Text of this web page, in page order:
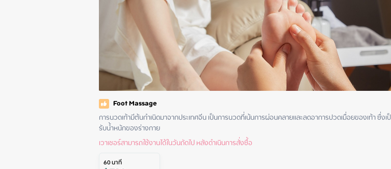
Foot Massage
การนวดเท้ามีต้นกำเนิดมาจากประเทศจีน เป็นการนวดที่เน้นการผ่อนคลายและลดอาการปวดเมื่อยของเท้า ซึ่งเ
รับน้ำหนักของร่างกาย
เวาเชอร์สามารถใช้งานได้ในวันถัดไป หลังดำเนินการสั่งซื้อ
60นาที